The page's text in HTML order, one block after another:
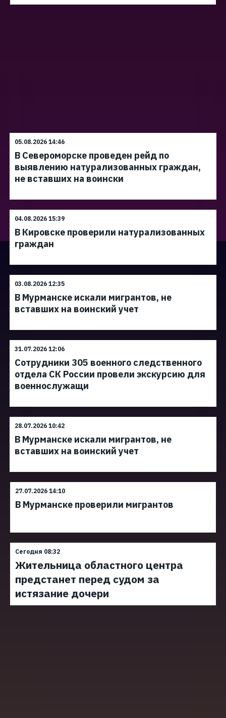
05.08.2026 14:46
В Североморске проведен рейд по
выявлению натурализованных граждан,
не вставших на воински
04.08.2026 15:39
В Кировске проверили натурализованных
граждан
03.08.2026 12:35
В Мурманске искали мигрантов, не
вставших на воинский учет
31.07.2026 12:06
Сотрудники 305 военного следственного
отдела СК России провели экскурсию для
военнослужащи
28.07.2026 10:42
В Мурманске искали мигрантов, не
вставших на воинский учет
27.07.2026 14:10
В Мурманске проверили мигрантов
Сегодня 08:32
Жительница областного центра
предстанет перед судом за
истязание дочери